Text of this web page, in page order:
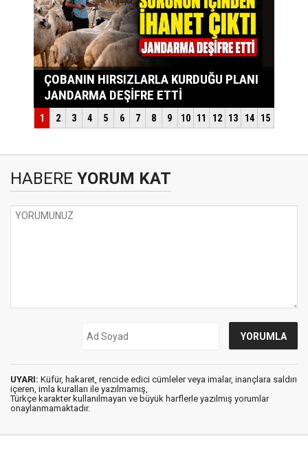
HABERE YORUM KAT
UYARI: Küfür, hakaret, rencide edici cümleler veya imalar, inançlara saldırı
içeren, imla kuralları ile yazılmamış,
Türkçe karakter kullanılmayan ve büyük harflerle yazılmış yorumlar
onaylanmamaktadır.